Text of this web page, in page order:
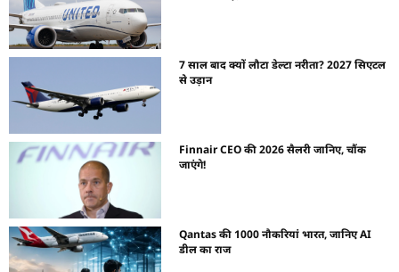
7 साल बाद क्यों लौटा डेल्टा नरीता? 2027 सिएटल
से उड़ान
Finnair CEO की 2026 सैलरी जानिए, चौंक
जाएंगे!
Qantas की 1000 नौकरियां भारत, जानिए AI
डील का राज